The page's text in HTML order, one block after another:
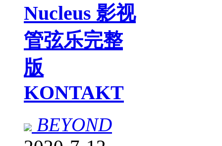
Nucleus 影视
管弦乐完整
版
KONTAKT
BEYOND